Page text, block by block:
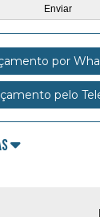
por
pelo